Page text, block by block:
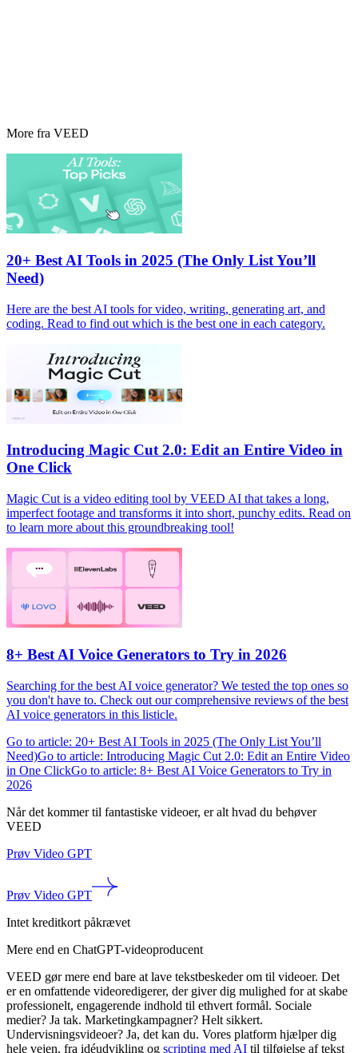
More fra VEED
20+ Best AI Tools in 2025 (The Only List You’ll
Need)
Here are the best AI tools for video, writing, generating art, and
coding. Read to find out which is the best one in each category.
Introducing Magic Cut 2.0: Edit an Entire Video in
One Click
Magic Cut is a video editing tool by VEED AI that takes a long,
imperfect footage and transforms it into short, punchy edits. Read on
to learn more about this groundbreaking tool!
8+ Best AI Voice Generators to Try in 2026
Searching for the best AI voice generator? We tested the top ones so
you don't have to. Check out our comprehensive reviews of the best
AI voice generators in this listicle.
Go to article: 20+ Best AI Tools in 2025 (The Only List You’ll
Need)Go to article: Introducing Magic Cut 2.0: Edit an Entire Video
in One ClickGo to article: 8+ Best AI Voice Generators to Try in
2026
Når det kommer til fantastiske videoer, er alt hvad du behøver
VEED
Prøv Video GPT
Prøv Video GPT
Intet kreditkort påkrævet
Mere end en ChatGPT-videoproducent
VEED gør mere end bare at lave tekstbeskeder om til videoer. Det
er en omfattende videoredigerer, der giver dig mulighed for at skabe
professionelt, engagerende indhold til ethvert formål. Sociale
medier? Ja tak. Marketingkampagner? Helt sikkert.
Undervisningsvideoer? Ja, det kan du. Vores platform hjælper dig
hele vejen, fra idéudvikling og scripting med AI til tilføjelse af tekst